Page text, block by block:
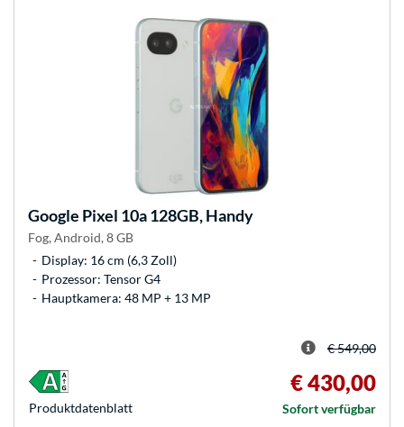
Google Pixel 10a 128GB, Handy
Fog, Android, 8 GB
Display: 16 cm (6,3 Zoll)
Prozessor: Tensor G4
Hauptkamera: 48 MP + 13 MP
€ 549,00
€ 430,00
Sofort verfügbar
Produkt­datenblatt